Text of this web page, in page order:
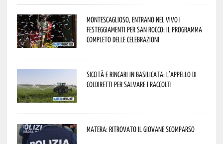
Montescaglioso, entrano nel vivo i
festeggiamenti per San Rocco: il programma
completo delle celebrazioni
Siccità e rincari in Basilicata: l’appello di
Coldiretti per salvare i raccolti
Matera: ritrovato il giovane scomparso